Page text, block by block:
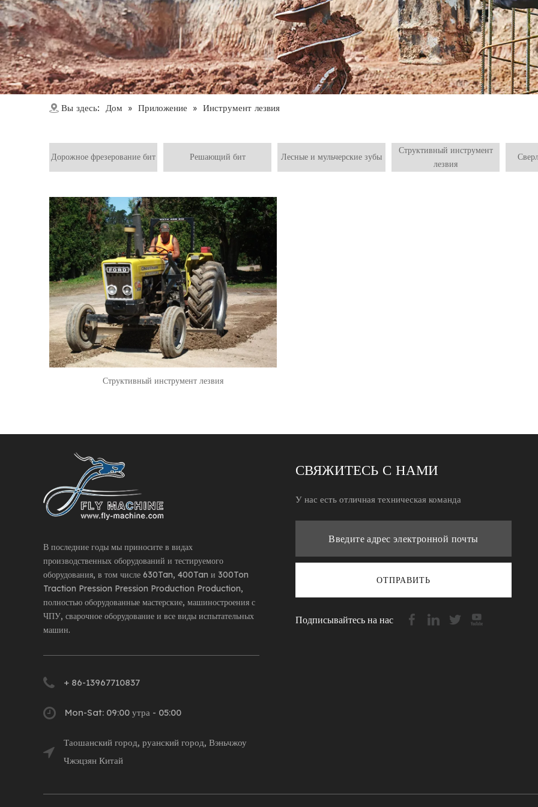
Вы здесь: Дом » Приложение » Инструмент лезвия
Дорожное фрезерование бит Решающий бит Лесные и мульчерские зубы
Структивный инструмент
лезвия
Структивный инструмент лезвия
В последние годы мы приносите в видах
производственных оборудований и тестируемого
оборудования, в том числе 630Tan, 400Tan и 300Ton
Traction Pression Pression Production Production,
полностью оборудованные мастерские, машиностроения с
ЧПУ, сварочное оборудование и все виды испытательных
машин.
+ 86-13967710837
Mon-Sat: 09:00 утра - 05:00
Таошанский город, руанский город, Вэньчжоу
Чжэцзян Китай
СВЯЖИТЕСЬ С НАМИ
У нас есть отличная техническая команда
ОТПРАВИТЬ
Подписывайтесь на нас